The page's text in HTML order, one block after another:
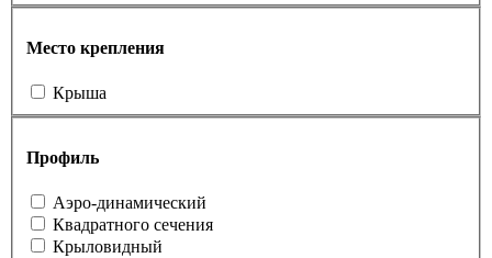
Место крепления
Крыша
Профиль
Аэро-динамический
Квадратного сечения
Крыловидный